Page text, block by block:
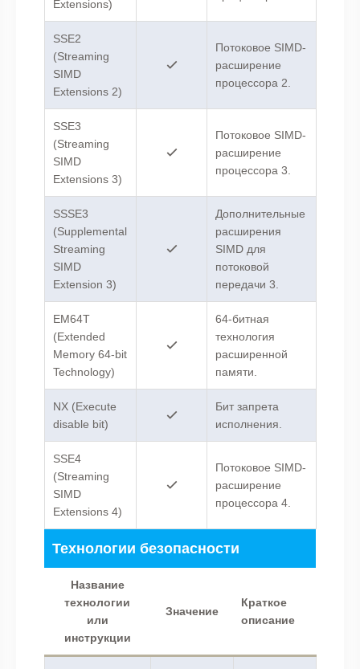
Extensions)
SSE2
(Streaming
SIMD
Extensions 2)
Потоковое SIMD-
расширение
процессора 2.
SSE3
(Streaming
SIMD
Extensions 3)
Потоковое SIMD-
расширение
процессора 3.
SSSE3
(Supplemental
Streaming
SIMD
Extension 3)
Дополнительные
расширения
SIMD для
потоковой
передачи 3.
EM64T
(Extended
Memory 64-bit
Technology)
64-битная
технология
расширенной
памяти.
NX (Execute
disable bit)
Бит запрета
исполнения.
SSE4
(Streaming
SIMD
Extensions 4)
Потоковое SIMD-
расширение
процессора 4.
Технологии безопасности
Название
технологии
или
инструкции
Значение
Краткое
описание